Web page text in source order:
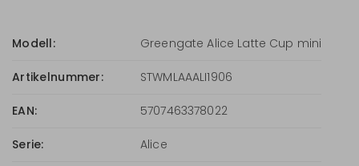
Modell: Greengate Alice Latte Cup mini
Artikelnummer: STWMLAAALI1906
EAN: 5707463378022
Serie: Alice